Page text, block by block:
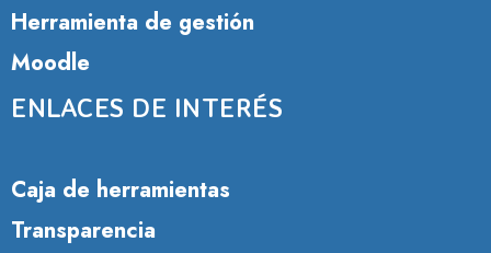
Herramienta de gestión
Moodle
ENLACES DE INTERÉS
Caja de herramientas
Transparencia